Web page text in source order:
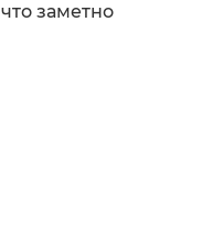
заметно